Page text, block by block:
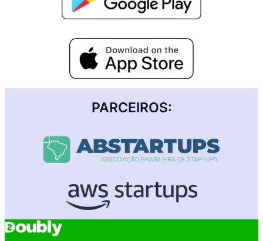
PARCEIROS: